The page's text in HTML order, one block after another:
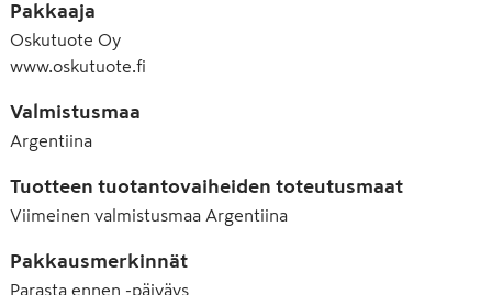
Pakkaaja
Oskutuote Oy
www.oskutuote.fi
Valmistusmaa
Argentiina
Tuotteen tuotantovaiheiden toteutusmaat
Viimeinen valmistusmaa Argentiina
Pakkausmerkinnät
Parasta ennen -päiväys